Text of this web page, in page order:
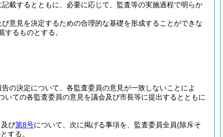
載するとともに、必要に応じて、監査等の実施過程で明らか
意見を決定するための合理的な基礎を形成することができな
るものとする。
の決定について、各監査委員の意見が一致しないことによ
ての各監査委員の意見を議会及び市長等に提出するとともに
及び第8号について、次に掲げる事項を、監査委員全員(除斥そ
する。